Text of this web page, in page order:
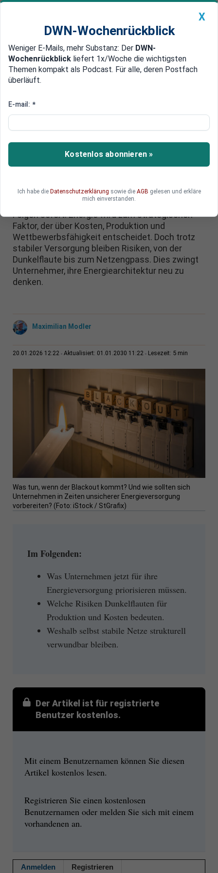
Newsticker MEIN DWN: Geldanlage Premium
Edelmetalle DWN-Magazin China
Energie in unsicheren Zeiten:
Deutschland kommt?
Ein Blackout trifft moderne Gesellschaften
schneller, als viele glauben. Der Ausfall in Spanien
Verkehr, Zahlungssysteme und Kommunikation
kollabieren. Gerade Unternehmen spüren die
Folgen sofort: Energie wird zum strategischen
Faktor, der über Kosten, Produktion und
Wettbewerbsfähigkeit entscheidet. Doch trotz
stabiler Versorgung bleiben Risiken, von der
Dunkelflaute bis zum Netzengpass. Dies zwingt
Unternehmer, ihre Energiearchitektur neu zu
denken.
Maximilian Modler
20.01.2026 12:22 Aktualisiert: 01.01.2030 11:22 Lesezeit: 5 min
Was tun, wenn der Blackout kommt? Und wie sollten sich
Unternehmen in Zeiten unsicherer Energieversorgung
vorbereiten? (Foto: iStock / StGrafix)
Im Folgenden:
Was Unternehmen jetzt für ihre
Energieversorgung priorisieren müssen.
Welche Risiken Dunkelflauten für
Produktion und Kosten bedeuten.
Weshalb selbst stabile Netze strukturell
verwundbar bleiben.
Der Artikel ist für registrierte
Benutzer kostenlos.
Mit einem Benutzernamen können Sie diesen
Artikel kostenlos lesen.
Registrieren Sie einen kostenlosen
Benutzernamen oder melden Sie sich mit einem
vorhandenen an.
Anmelden Registrieren
X
DWN-Wochenrückblick
Weniger E-Mails, mehr Substanz: Der DWN-
Wochenrückblick liefert 1x/Woche die wichtigsten
Themen kompakt als Podcast. Für alle, deren Postfach
überläuft.
E-mail: *
Kostenlos abonnieren »
Ich habe die Datenschutzerklärung sowie die AGB gelesen und erkläre
mich einverstanden.